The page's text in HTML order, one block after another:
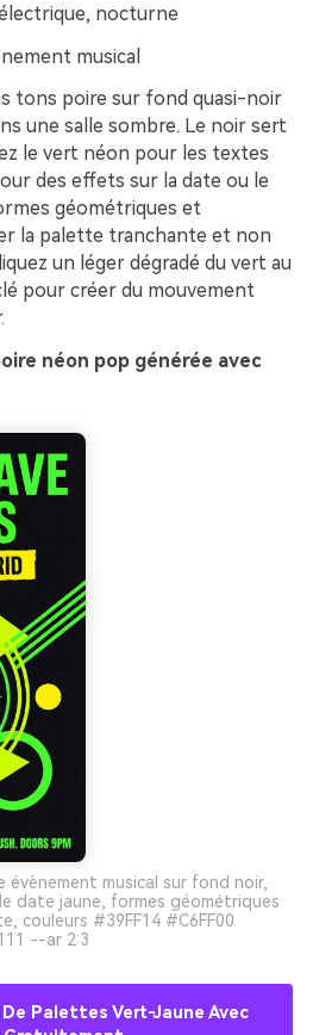
nocturne
musical
tons poire sur fond quasi-noir
une salle sombre. Le noir sert
le vert néon pour les textes
des effets sur la date ou le
géométriques et
la palette tranchante et non
un léger dégradé du vert au
pour créer du mouvement
néon pop générée avec
évènement musical sur fond noir,
date jaune, formes géométriques
couleurs #39FF14 #C6FF00
--ar 2:3
Palettes Vert-Jaune Avec